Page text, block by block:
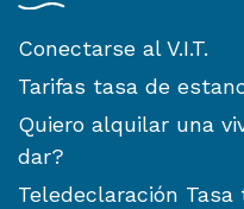
Conectarse al V.I.T.
Tarifas tasa de
Quiero alquilar una
dar?
Teledeclaración